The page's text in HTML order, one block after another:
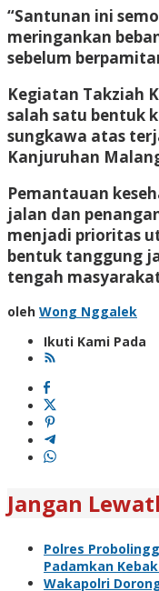
“Santunan ini
meringankan
sebelum
Kegiatan Takziah
salah satu bentuk
sungkawa atas
Kanjuruhan
Pemantauan
jalan dan
menjadi prioritas
bentuk tanggung
tengah
oleh Wong Nggalek
Ikuti Kami Pada
Jangan
Polres
Padamkan
Wakapolri